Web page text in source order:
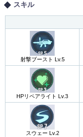
スキル
射撃ブースト Lv.5
HPリペアライト Lv.3
スウェー Lv.2